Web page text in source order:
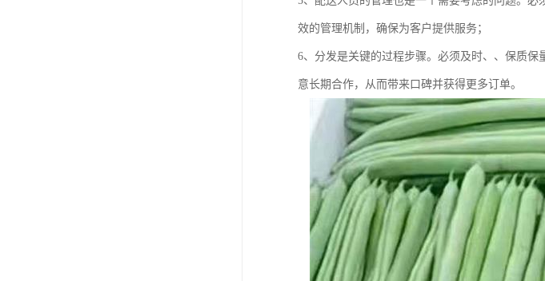
效的管理机制，确保为客户提供服务；
6、分发是关键的过程步骤。必须及时、、保质
意长期合作，从而带来口碑并获得更多订单。